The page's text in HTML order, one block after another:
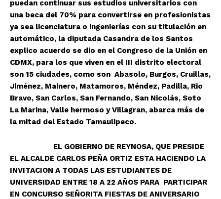
puedan continuar sus estudios universitarios con
una beca del 70% para convertirse en profesionistas
ya sea licenciatura o ingenierías con su titulación en
automático, la diputada Casandra de los Santos
explico acuerdo se dio en el Congreso de la Unión en
CDMX, para los que viven en el III distrito electoral
son 15 ciudades, como son Abasolo, Burgos, Cruillas,
Jiménez, Mainero, Matamoros, Méndez, Padilla, Rio
Bravo, San Carlos, San Fernando, San Nicolás, Soto
La Marina, Valle hermoso y Villagran, abarca más de
la mitad del Estado Tamaulipeco.
EL GOBIERNO DE REYNOSA, QUE PRESIDE
EL ALCALDE CARLOS PEÑA ORTIZ ESTA HACIENDO LA
INVITACION A TODAS LAS ESTUDIANTES DE
UNIVERSIDAD ENTRE 18 A 22 AÑOS PARA PARTICIPAR
EN CONCURSO SEÑORITA FIESTAS DE ANIVERSARIO